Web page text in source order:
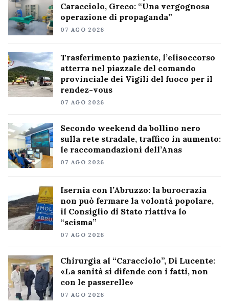
Caracciolo, Greco: “Una vergognosa
operazione di propaganda”
07 AGO 2026
Trasferimento paziente, l’elisoccorso
atterra nel piazzale del comando
provinciale dei Vigili del fuoco per il
rendez-vous
07 AGO 2026
Secondo weekend da bollino nero
sulla rete stradale, traffico in aumento:
le raccomandazioni dell’Anas
07 AGO 2026
Isernia con l’Abruzzo: la burocrazia
non può fermare la volontà popolare,
il Consiglio di Stato riattiva lo
“scisma”
07 AGO 2026
Chirurgia al “Caracciolo”, Di Lucente:
«La sanità si difende con i fatti, non
con le passerelle»
07 AGO 2026